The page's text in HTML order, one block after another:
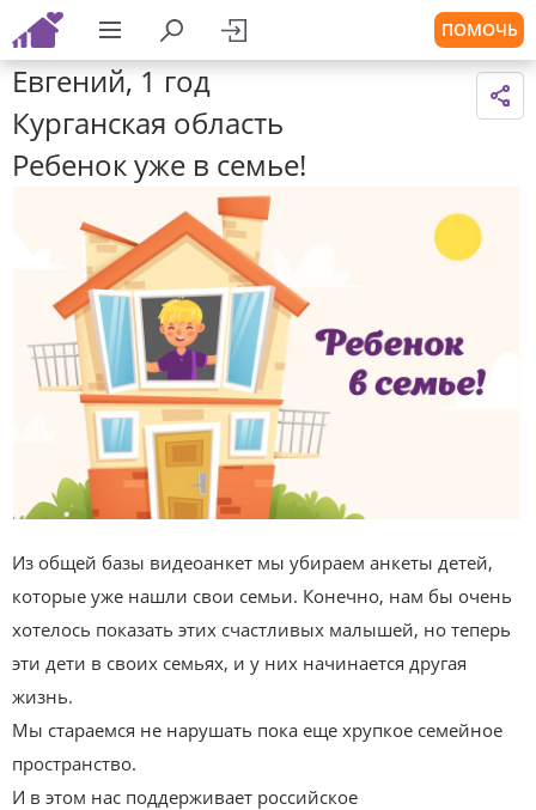
ПОМОЧЬ
Евгений, 1 год
Курганская область
Ребенок уже в семье!
Из общей базы видеоанкет мы убираем анкеты детей,
которые уже нашли свои семьи. Конечно, нам бы очень
хотелось показать этих счастливых малышей, но теперь
эти дети в своих семьях, и у них начинается другая
жизнь.
Мы стараемся не нарушать пока еще хрупкое семейное
пространство.
И в этом нас поддерживает российское